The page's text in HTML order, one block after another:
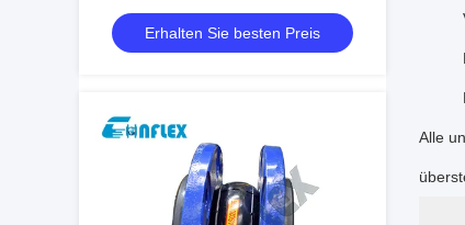
aus Edelstahl
Erhalten Sie besten Preis
Alle